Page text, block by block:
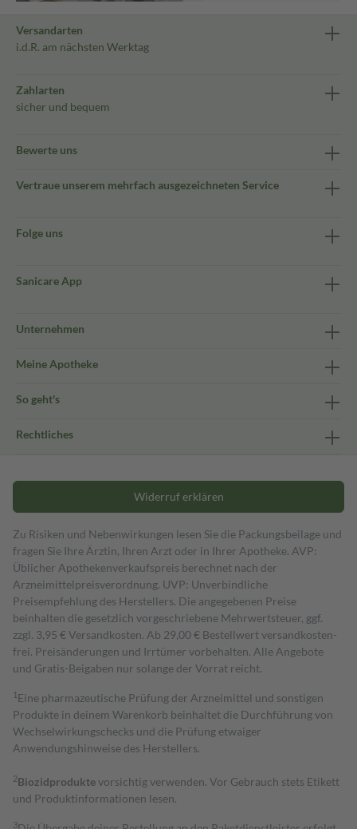
Versandarten
i.d.R. am nächsten Werktag
Zahlarten
sicher und bequem
Bewerte uns
Vertraue unserem mehrfach ausgezeichneten Service
Folge uns
Sanicare App
Unternehmen
Meine Apotheke
So geht's
Rechtliches
Widerruf erklären
Zu Risiken und Nebenwirkungen lesen Sie die Packungsbeilage und
fragen Sie Ihre Ärztin, Ihren Arzt oder in Ihrer Apotheke. AVP:
Üblicher Apothekenverkaufspreis berechnet nach der
Arzneimittelpreisverordnung. UVP: Unverbindliche
Preisempfehlung des Herstellers. Die angegebenen Preise
beinhalten die gesetzlich vorgeschriebene Mehrwertsteuer, ggf.
zzgl. 3,95 € Versandkosten. Ab 29,00 € Bestell­wert versand­kosten­
frei. Preisänderungen und Irrtümer vorbehalten. Alle Angebote
und Gratis-Beigaben nur solange der Vorrat reicht.
1 Eine pharmazeutische Prüfung der Arzneimittel und sonstigen
Produkte in deinem Warenkorb beinhaltet die Durchführung von
Wechselwirkungschecks und die Prüfung etwaiger
Anwendungshinweise des Herstellers.
2Biozidproduktevorsichtig verwenden. Vor Gebrauch stets Etikett
und Produktinformationen lesen.
3